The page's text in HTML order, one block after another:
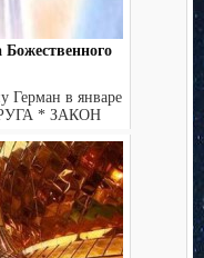
Герман в январе
* ЗАКОН